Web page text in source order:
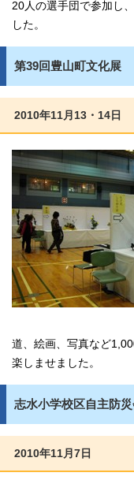
20人の選手団で参加し
した。
第39回豊山町文化展
2010年11月13・14日
道、絵画、写真など
楽しませました。
志水小学校区自主防
2010年11月7日